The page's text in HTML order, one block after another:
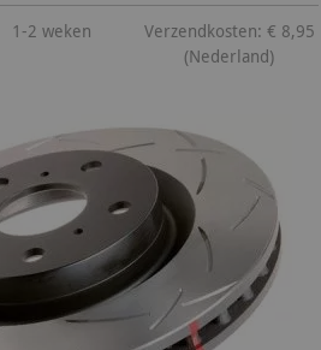
1-2 weken
Verzendkosten: € 8,95
(Nederland)